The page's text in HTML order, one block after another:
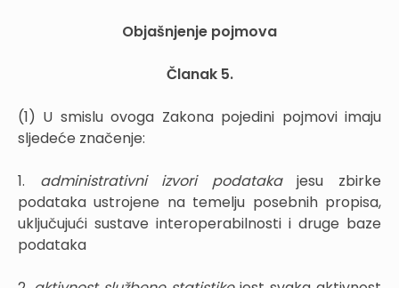
Objašnjenje pojmova
Članak 5.
(1) U smislu ovoga Zakona pojedini pojmovi imaju
sljedeće značenje:
1. administrativni izvori podatakajesu zbirke
podataka ustrojene na temelju posebnih propisa,
uključujući sustave interoperabilnosti i druge baze
podataka